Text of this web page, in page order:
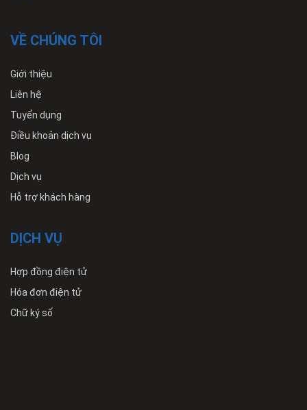
VỀ CHÚNG TÔI
Giới thiệu
Liên hệ
Tuyển dụng
Điều khoản dịch vụ
Blog
Dịch vụ
Hỗ trợ khách hàng
DỊCH VỤ
Hợp đồng điện tử
Hóa đơn điện tử
Chữ ký số